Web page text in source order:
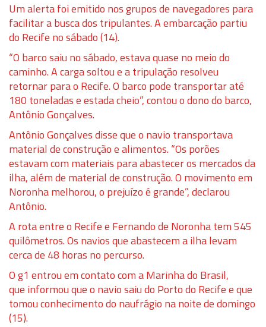
Um alerta foi emitido nos grupos de navegadores para
facilitar a busca dos tripulantes. A embarcação partiu
do Recife no sábado (14).
“O barco saiu no sábado, estava quase no meio do
caminho. A carga soltou e a tripulação resolveu
retornar para o Recife. O barco pode transportar até
180 toneladas e estada cheio”, contou o dono do barco,
Antônio Gonçalves.
Antônio Gonçalves disse que o navio transportava
material de construção e alimentos. “Os porões
estavam com materiais para abastecer os mercados da
ilha, além de material de construção. O movimento em
Noronha melhorou, o prejuízo é grande”, declarou
Antônio.
A rota entre o Recife e Fernando de Noronha tem 545
quilômetros. Os navios que abastecem a ilha levam
cerca de 48 horas no percurso.
Og1 entrou em contato com a Marinha do Brasil,
que informou que o navio saiu do Porto do Recife e que
tomou conhecimento do naufrágio na noite de domingo
(15).